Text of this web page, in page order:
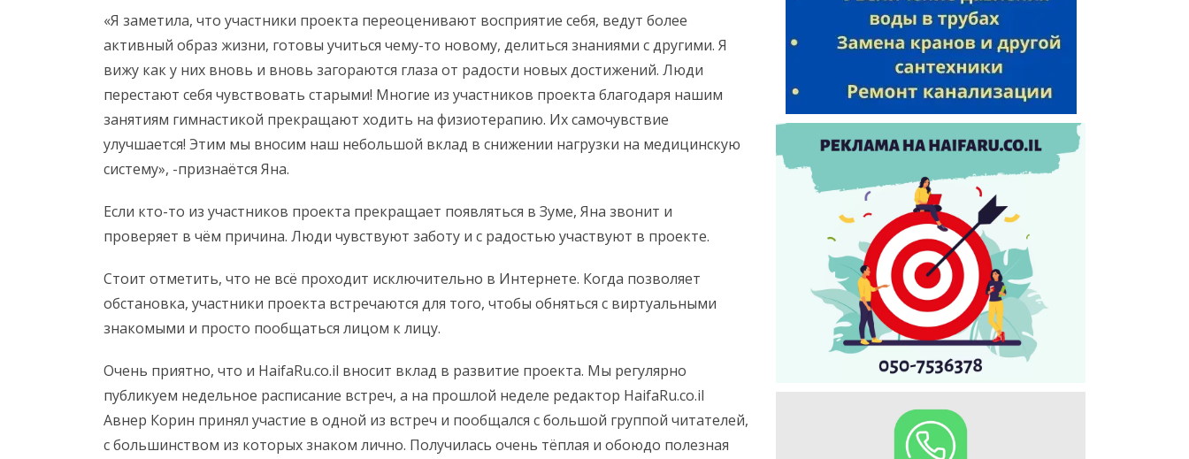
«Я заметила, что участники проекта переоценивают восприятие себя, ведут более
активный образ жизни, готовы учиться чему-то новому, делиться знаниями с другими. Я
вижу как у них вновь и вновь загораются глаза от радости новых достижений. Люди
перестают себя чувствовать старыми! Многие из участников проекта благодаря нашим
занятиям гимнастикой прекращают ходить на физиотерапию. Их самочувствие
улучшается! Этим мы вносим наш небольшой вклад в снижении нагрузки на медицинскую
систему», -признаётся Яна.
Если кто-то из участников проекта прекращает появляться в Зуме, Яна звонит и
проверяет в чём причина. Люди чувствуют заботу и с радостью участвуют в проекте.
Стоит отметить, что не всё проходит исключительно в Интернете. Когда позволяет
обстановка, участники проекта встречаются для того, чтобы обняться с виртуальными
знакомыми и просто пообщаться лицом к лицу.
Очень приятно, что и HaifaRu.co.il вносит вклад в развитие проекта. Мы регулярно
публикуем недельное расписание встреч, а на прошлой неделе редактор HaifaRu.co.il
Авнер Корин принял участие в одной из встреч и пообщался с большой группой читателей,
с большинством из которых знаком лично. Получилась очень тёплая и обоюдо полезная